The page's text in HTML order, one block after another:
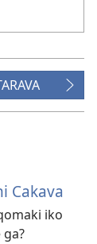
Cakava
iko